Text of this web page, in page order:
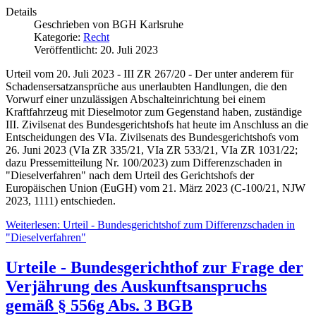
Details
Geschrieben von BGH Karlsruhe
Kategorie: Recht
Veröffentlicht: 20. Juli 2023
Urteil vom 20. Juli 2023 - III ZR 267/20 - Der unter anderem für
Schadensersatzansprüche aus unerlaubten Handlungen, die den
Vorwurf einer unzulässigen Abschalteinrichtung bei einem
Kraftfahrzeug mit Dieselmotor zum Gegenstand haben, zuständige
III. Zivilsenat des Bundesgerichtshofs hat heute im Anschluss an die
Entscheidungen des VIa. Zivilsenats des Bundesgerichtshofs vom
26. Juni 2023 (VIa ZR 335/21, VIa ZR 533/21, VIa ZR 1031/22;
dazu Pressemitteilung Nr. 100/2023) zum Differenzschaden in
"Dieselverfahren" nach dem Urteil des Gerichtshofs der
Europäischen Union (EuGH) vom 21. März 2023 (C-100/21, NJW
2023, 1111) entschieden.
Weiterlesen: Urteil - Bundesgerichtshof zum Differenzschaden in
"Dieselverfahren"
Urteile - Bundesgerichthof zur Frage der
Verjährung des Auskunftsanspruchs
gemäß § 556g Abs. 3 BGB